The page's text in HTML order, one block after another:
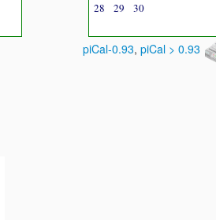
28
29 30
piCal-0.93, piCal > 0.93